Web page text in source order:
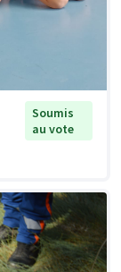
Soumis
au vote